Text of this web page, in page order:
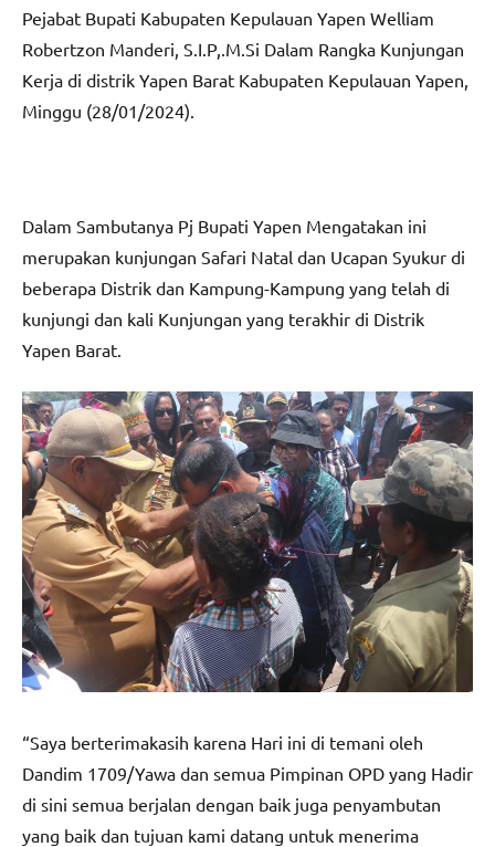
Pejabat Bupati Kabupaten Kepulauan Yapen Welliam
Robertzon Manderi, S.I.P,.M.Si Dalam Rangka Kunjungan
Kerja di distrik Yapen Barat Kabupaten Kepulauan Yapen,
Minggu (28/01/2024).
Dalam Sambutanya Pj Bupati Yapen Mengatakan ini
merupakan kunjungan Safari Natal dan Ucapan Syukur di
beberapa Distrik dan Kampung-Kampung yang telah di
kunjungi dan kali Kunjungan yang terakhir di Distrik
Yapen Barat.
“Saya berterimakasih karena Hari ini di temani oleh
Dandim 1709/Yawa dan semua Pimpinan OPD yang Hadir
di sini semua berjalan dengan baik juga penyambutan
yang baik dan tujuan kami datang untuk menerima